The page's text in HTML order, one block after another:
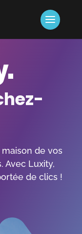
de vos
Avec Luxity,
de clics !